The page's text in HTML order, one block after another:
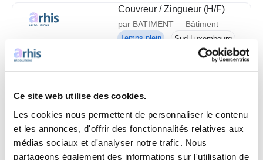
Ce site web utilise des cookies.
Les cookies nous permettent de personnaliser le contenu
et les annonces, d'offrir des fonctionnalités relatives aux
médias sociaux et d'analyser notre trafic. Nous
partageons également des informations sur l'utilisation de
Couvreur / Zingueur (H/F)
par BATIMENT Bâtiment
Temps plein Sud Luxembourg
Monteur d'Échafaudage
(H/F)
par BATIMENT Bâtiment